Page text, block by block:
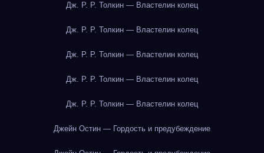
Дж. Р. Р. Толкин — Властелин колец
Дж. Р. Р. Толкин — Властелин колец
Дж. Р. Р. Толкин — Властелин колец
Дж. Р. Р. Толкин — Властелин колец
Дж. Р. Р. Толкин — Властелин колец
Джейн Остин — Гордость и предубеждение